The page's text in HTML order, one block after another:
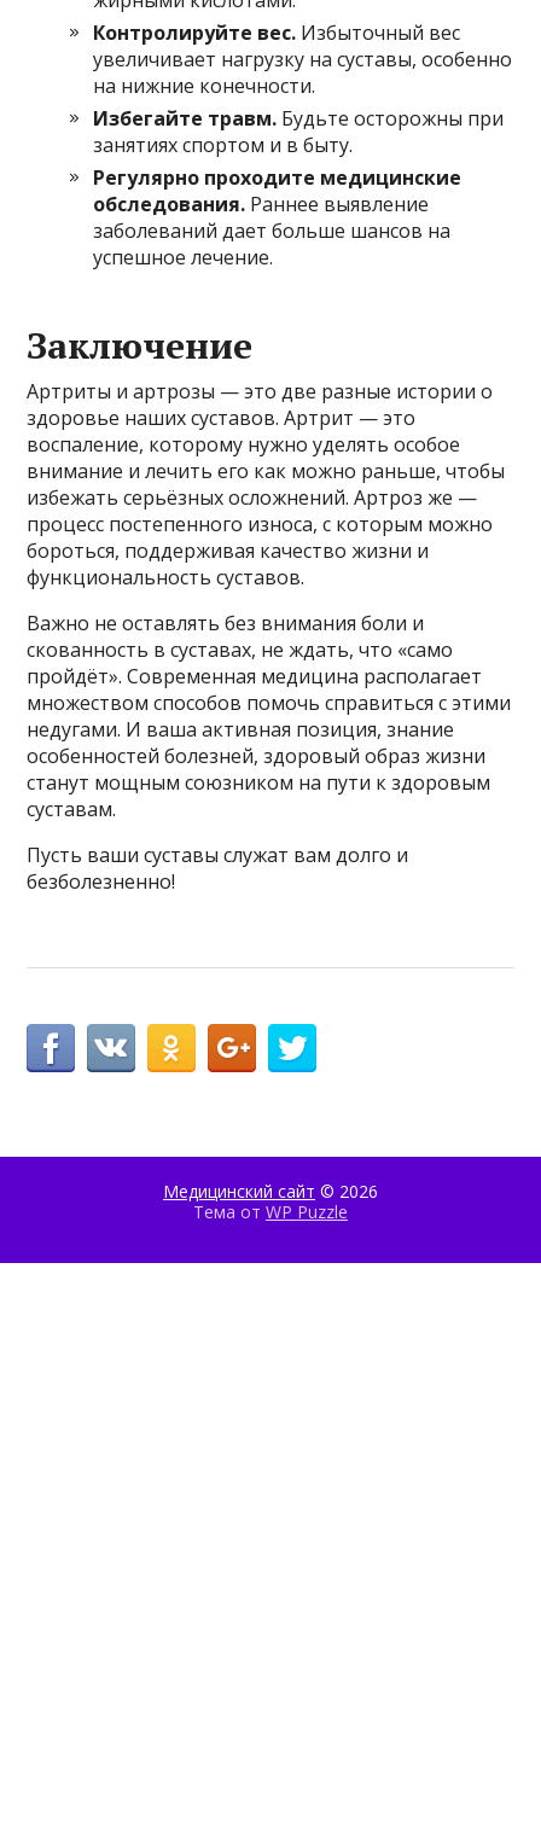
Контролируйте вес. Избыточный вес
увеличивает нагрузку на суставы, особенно
на нижние конечности.
Избегайте травм. Будьте осторожны при
занятиях спортом и в быту.
Регулярно проходите медицинские
обследования. Раннее выявление
заболеваний дает больше шансов на
успешное лечение.
Заключение
Артриты и артрозы — это две разные истории о
здоровье наших суставов. Артрит — это
воспаление, которому нужно уделять особое
внимание и лечить его как можно раньше, чтобы
избежать серьёзных осложнений. Артроз же —
процесс постепенного износа, с которым можно
бороться, поддерживая качество жизни и
функциональность суставов.
Важно не оставлять без внимания боли и
скованность в суставах, не ждать, что «само
пройдёт». Современная медицина располагает
множеством способов помочь справиться с этими
недугами. И ваша активная позиция, знание
особенностей болезней, здоровый образ жизни
станут мощным союзником на пути к здоровым
суставам.
Пусть ваши суставы служат вам долго и
безболезненно!
Медицинский сайт © 2026
Тема от WP Puzzle